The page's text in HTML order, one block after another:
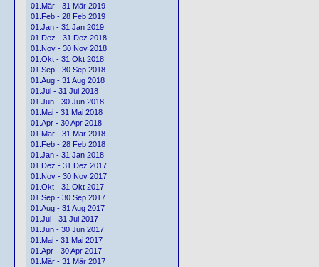
01.Mär - 31 Mär 2019
01.Feb - 28 Feb 2019
01.Jan - 31 Jan 2019
01.Dez - 31 Dez 2018
01.Nov - 30 Nov 2018
01.Okt - 31 Okt 2018
01.Sep - 30 Sep 2018
01.Aug - 31 Aug 2018
01.Jul - 31 Jul 2018
01.Jun - 30 Jun 2018
01.Mai - 31 Mai 2018
01.Apr - 30 Apr 2018
01.Mär - 31 Mär 2018
01.Feb - 28 Feb 2018
01.Jan - 31 Jan 2018
01.Dez - 31 Dez 2017
01.Nov - 30 Nov 2017
01.Okt - 31 Okt 2017
01.Sep - 30 Sep 2017
01.Aug - 31 Aug 2017
01.Jul - 31 Jul 2017
01.Jun - 30 Jun 2017
01.Mai - 31 Mai 2017
01.Apr - 30 Apr 2017
01.Mär - 31 Mär 2017